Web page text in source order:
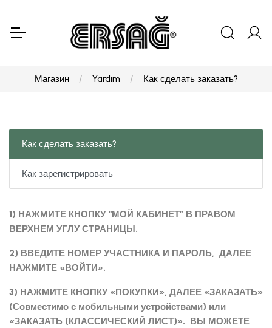
Магазин Yardım Как сделать заказать?
Как сделать заказать?
Как зарегистрировать
1) НАЖМИТЕ КНОПКУ “МОЙ КАБИНЕТ” В ПРАВОМ
ВЕРХНЕМ УГЛУ СТРАНИЦЫ.
2) ВВЕДИТЕ НОМЕР УЧАСТНИКА И ПАРОЛЬ, ДАЛЕЕ
НАЖМИТЕ «ВОЙТИ».
3) НАЖМИТЕ КНОПКУ «ПОКУПКИ», ДАЛЕЕ «ЗАКАЗАТЬ»
(Совместимо с мобильными устройствами) или
«ЗАКАЗАТЬ (КЛАССИЧЕСКИЙ ЛИСТ)». ВЫ МОЖЕТЕ